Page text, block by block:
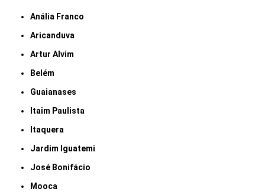
Anália Franco
Aricanduva
Artur Alvim
Belém
Guaianases
Itaim Paulista
Itaquera
Jardim Iguatemi
José Bonifácio
Mooca